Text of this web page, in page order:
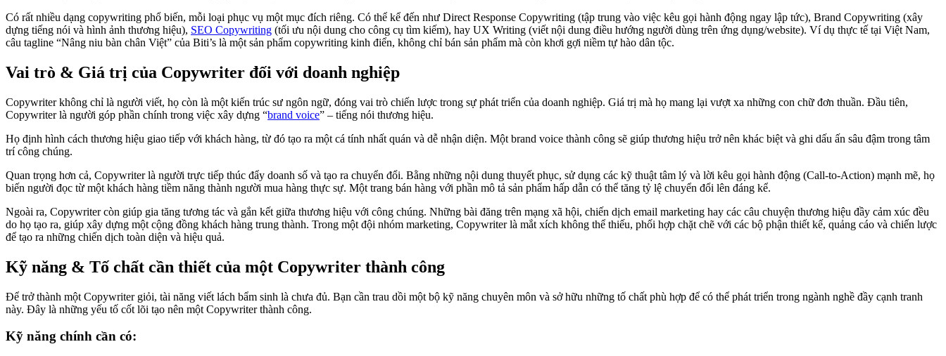
Có rất nhiều dạng copywriting phổ biến, mỗi loại phục vụ một mục đích riêng. Có thể kể đến như Direct Response Copywriting (tập trung vào việc kêu gọi hành động ngay lập tức), Brand Copywriting (xây
dựng tiếng nói và hình ảnh thương hiệu), SEO Copywriting (tối ưu nội dung cho công cụ tìm kiếm), hay UX Writing (viết nội dung điều hướng người dùng trên ứng dụng/website). Ví dụ thực tế tại Việt Nam,
câu tagline “Nâng niu bàn chân Việt” của Biti’s là một sản phẩm copywriting kinh điển, không chỉ bán sản phẩm mà còn khơi gợi niềm tự hào dân tộc.
Vai trò & Giá trị của Copywriter đối với doanh nghiệp
Copywriter không chỉ là người viết, họ còn là một kiến trúc sư ngôn ngữ, đóng vai trò chiến lược trong sự phát triển của doanh nghiệp. Giá trị mà họ mang lại vượt xa những con chữ đơn thuần. Đầu tiên,
Copywriter là người góp phần chính trong việc xây dựng “brand voice” – tiếng nói thương hiệu.
Họ định hình cách thương hiệu giao tiếp với khách hàng, từ đó tạo ra một cá tính nhất quán và dễ nhận diện. Một brand voice thành công sẽ giúp thương hiệu trở nên khác biệt và ghi dấu ấn sâu đậm trong tâm
trí công chúng.
Quan trọng hơn cả, Copywriter là người trực tiếp thúc đẩy doanh số và tạo ra chuyển đổi. Bằng những nội dung thuyết phục, sử dụng các kỹ thuật tâm lý và lời kêu gọi hành động (Call-to-Action) mạnh mẽ, họ
biến người đọc từ một khách hàng tiềm năng thành người mua hàng thực sự. Một trang bán hàng với phần mô tả sản phẩm hấp dẫn có thể tăng tỷ lệ chuyển đổi lên đáng kể.
Ngoài ra, Copywriter còn giúp gia tăng tương tác và gắn kết giữa thương hiệu với công chúng. Những bài đăng trên mạng xã hội, chiến dịch email marketing hay các câu chuyện thương hiệu đầy cảm xúc đều
do họ tạo ra, giúp xây dựng một cộng đồng khách hàng trung thành. Trong một đội nhóm marketing, Copywriter là mắt xích không thể thiếu, phối hợp chặt chẽ với các bộ phận thiết kế, quảng cáo và chiến lược
để tạo ra những chiến dịch toàn diện và hiệu quả.
Kỹ năng & Tố chất cần thiết của một Copywriter thành công
Để trở thành một Copywriter giỏi, tài năng viết lách bẩm sinh là chưa đủ. Bạn cần trau dồi một bộ kỹ năng chuyên môn và sở hữu những tố chất phù hợp để có thể phát triển trong ngành nghề đầy cạnh tranh
này. Đây là những yếu tố cốt lõi tạo nên một Copywriter thành công.
Kỹ năng chính cần có: